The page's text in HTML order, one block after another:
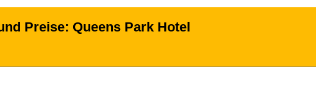
Preise: Queens Park Hotel